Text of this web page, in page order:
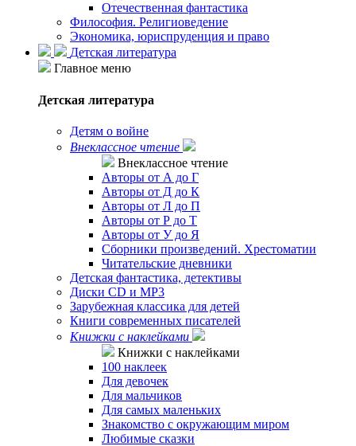
Отечественная фантастика
Философия. Религиоведение
Экономика, юриспруденция и право
Детская литература
Главное меню
Детская литература
Детям о войне
Внеклассное чтение
Внеклассное чтение
Авторы от А до Г
Авторы от Д до К
Авторы от Л до П
Авторы от Р до Т
Авторы от У до Я
Сборники произведений. Хрестоматии
Читательские дневники
Детская фантастика, детективы
Диски CD и MP3
Зарубежная классика для детей
Книги современных писателей
Книжки с наклейками
Книжки с наклейками
100 наклеек
Для девочек
Для мальчиков
Для самых маленьких
Знакомство с окружающим миром
Любимые сказки